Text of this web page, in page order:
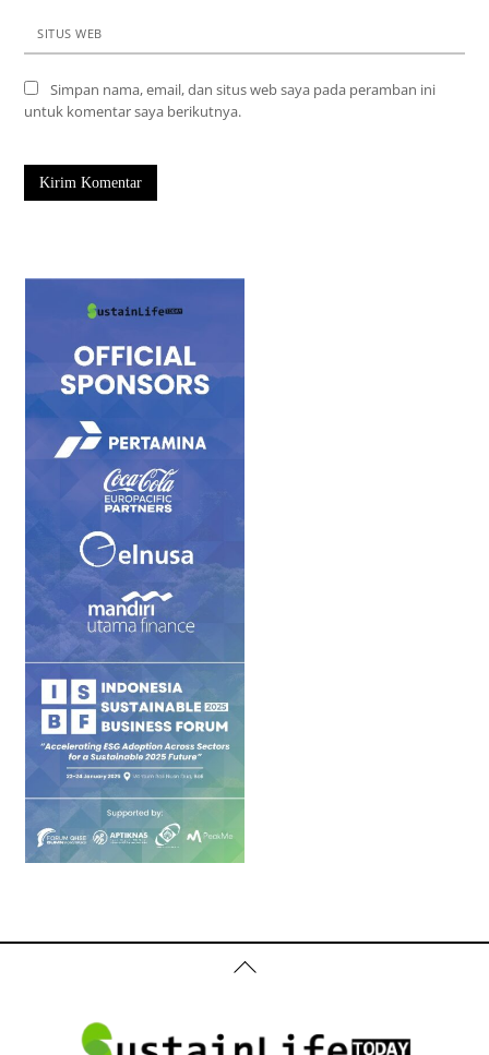
SITUS WEB
Simpan nama, email, dan situs web saya pada peramban ini
untuk komentar saya berikutnya.
Back
To